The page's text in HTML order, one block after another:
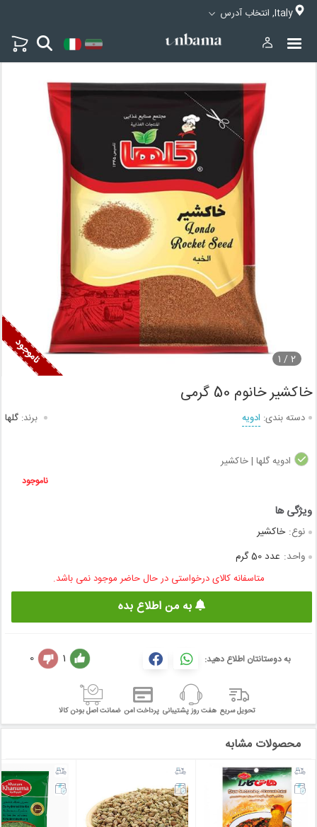
Italy, انتخاب آدرس
2 /
1
خاکشیر خانوم 50 گرمی
دسته بندی: ادویه برند: گلها
ادویه گلها | خاکشیر
ناموجود
نوع: خاکشیر
واحد: عدد 50 گرم
متاسفانه کالای درخواستی در حال حاضر موجود نمی باشد.
به من اطلاع بده
به دوستانتان اطلاع دهید: 1
0
تحویل سریع هفت روز پشتیبانی پرداخت امن ضمانت اصل بودن کالا
محصولات مشابه